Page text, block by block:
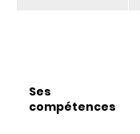
Ses
compétences